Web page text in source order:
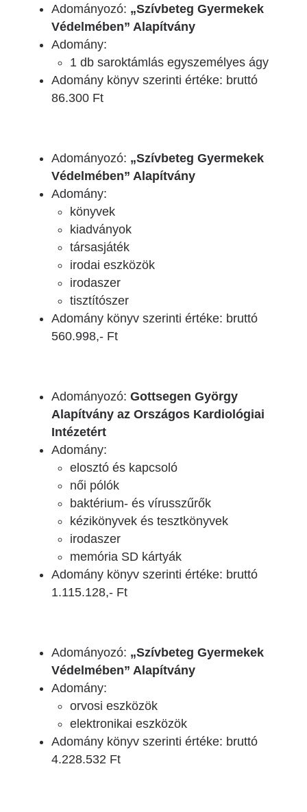
Adományozó: „Szívbeteg Gyermekek
Védelmében” Alapítvány
Adomány:
1 db saroktámlás egyszemélyes ágy
Adomány könyv szerinti értéke: bruttó
86.300 Ft
Adományozó: „Szívbeteg Gyermekek
Védelmében” Alapítvány
Adomány:
könyvek
kiadványok
társasjáték
irodai eszközök
irodaszer
tisztítószer
Adomány könyv szerinti értéke: bruttó
560.998,- Ft
Adományozó: Gottsegen György
Alapítvány az Országos Kardiológiai
Intézetért
Adomány:
elosztó és kapcsoló
női pólók
baktérium- és vírusszűrők
kézikönyvek és tesztkönyvek
irodaszer
memória SD kártyák
Adomány könyv szerinti értéke: bruttó
1.115.128,- Ft
Adományozó: „Szívbeteg Gyermekek
Védelmében” Alapítvány
Adomány:
orvosi eszközök
elektronikai eszközök
Adomány könyv szerinti értéke: bruttó
4.228.532 Ft